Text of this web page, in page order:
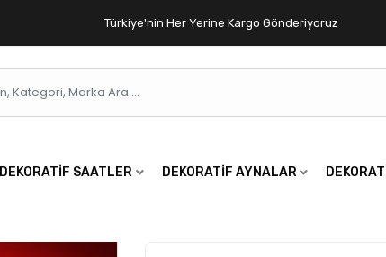
Türkiye'nin Her Yerine Kargo Gönderiyoruz
DEKORATIF SAATLER DEKORATIF AYNALAR